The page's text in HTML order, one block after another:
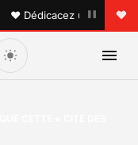
♥ Dédicacez un titre à vos